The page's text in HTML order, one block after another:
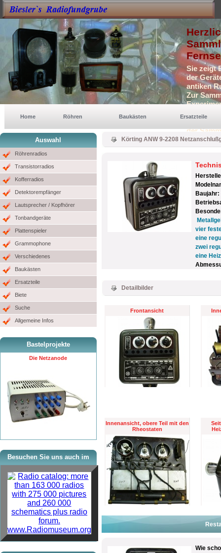
Sie zeigt
der
antiken
Zur
der
Home Röhren Baukästen Ersatzteile
Auswahl
Röhrenradios
Transistorradios
Kofferradios
Detektorempfänger
Lautsprecher / Kopfhörer
Tonbandgeräte
Plattenspieler
Grammophone
Verschiedenes
Baukästen
Ersatzteile
Biete
Suche
Allgemeine Infos
Bastelprojekte
Die Netzanode
Besuchen Sie uns auch im
www.Radiomuseum.org
Körting ANW 9-2208
Baujahr:
vier
eine
zwei
eine
Detailbilder
Frontansicht
Innenansicht, obere Teil mit den
Rheostaten
Wie